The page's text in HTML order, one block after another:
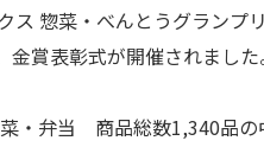
惣菜・べんとうグランプ
賞表彰式が開催されました
・弁当 商品総数1,340品